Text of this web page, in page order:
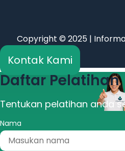
Copyright © 2025 |
Kontak Kami
Daftar Pelatihan
Tentukan pelatihan anda
Nama